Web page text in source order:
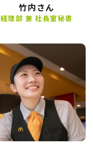
竹内さん
経理部 兼 社長室秘書